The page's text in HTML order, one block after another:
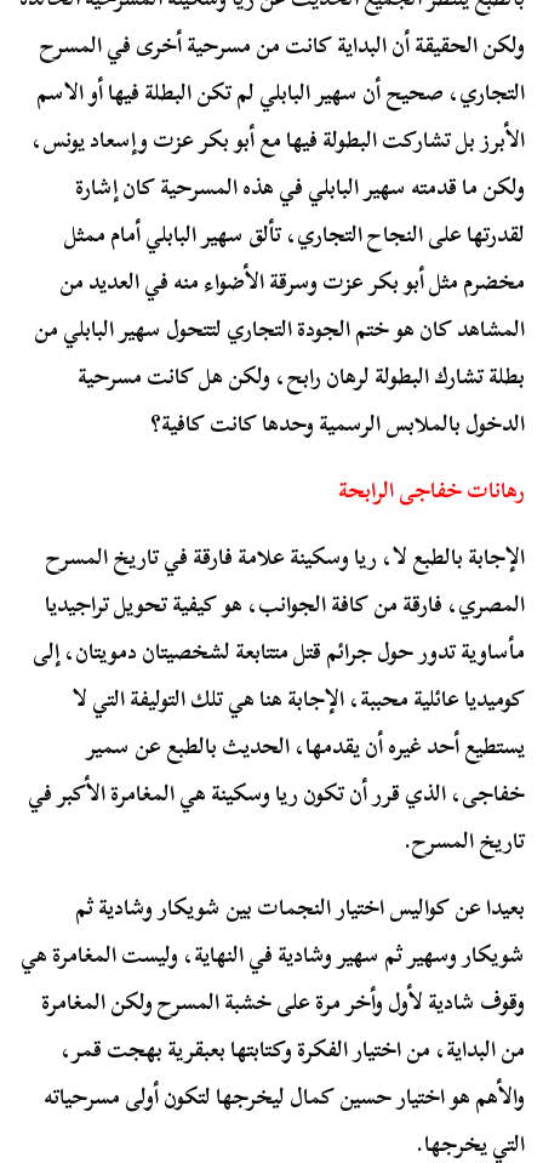
ولكن الحقيقة أن البداية كانت من مسرحية أخرى في المسرح
التجاري، صحيح أن سهير البابلي لم تكن البطلة فيها أو الاسم
الأبرز بل تشاركت البطولة فيها مع أبو بكر عزت وإسعاد يونس،
ولكن ما قدمته سهير البابلي في هذه المسرحية كان إشارة
لقدرتها على النجاح التجاري، تألق سهير البابلي أمام ممثل
مخضرم مثل أبو بكر عزت وسرقة الأضواء منه في العديد من
المشاهد كان هو ختم الجودة التجاري لتتحول سهير البابلي من
بطلة تشارك البطولة لرهان رابح، ولكن هل كانت مسرحية
الدخول بالملابس الرسمية وحدها كانت كافية؟
رهانات خفاجى الرابحة
الإجابة بالطبع لا، ريا وسكينة علامة فارقة في تاريخ المسرح
المصري، فارقة من كافة الجوانب، هو كيفية تحويل تراجيديا
مأساوية تدور حول جرائم قتل متتابعة لشخصيتان دمويتان، إلى
كوميديا عائلية محببة، الإجابة هنا هي تلك التوليفة التي لا
يستطيع أحد غيره أن يقدمها، الحديث بالطبع عن سمير
خفاجى، الذي قرر أن تكون ريا وسكينة هي المغامرة الأكبر في
تاريخ المسرح.
بعيدا عن كواليس اختيار النجمات بين شويكار وشادية ثم
شويكار وسهير ثم سهير وشادية في النهاية، وليست المغامرة هي
وقوف شادية لأول وأخر مرة على خشبة المسرح ولكن المغامرة
من البداية، من اختيار الفكرة وكتابتها بعبقرية بهجت قمر،
والأهم هو اختيار حسين كمال ليخرجها لتكون أولى مسرحياته
التي يخرجها.